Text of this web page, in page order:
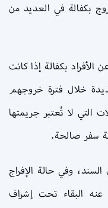
بكفالة في العديد من
بكفالة إذا كانت
خلال فترة خروجهم
التي لا تُعتبر جريمتها
سفر صالحة.
وفي حالة الإفراج
البقاء تحت إشراف